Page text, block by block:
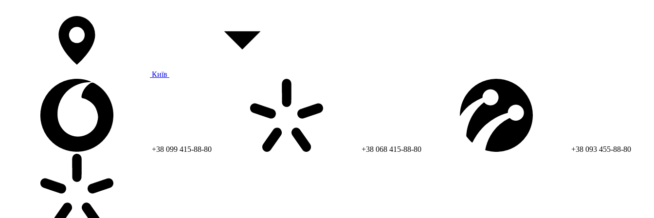
Київ
+38 099 415-88-80 +38 068 415-88-80 +38 093 455-88-80